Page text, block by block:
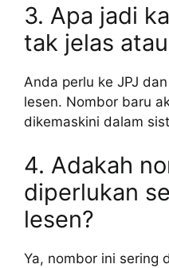
3. Apa jadi
tak jelas
Anda perlu ke JPJ
lesen. Nombor baru
dikemaskini dalam
4. Adakah
diperlukan
lesen?
Ya, nombor ini sering